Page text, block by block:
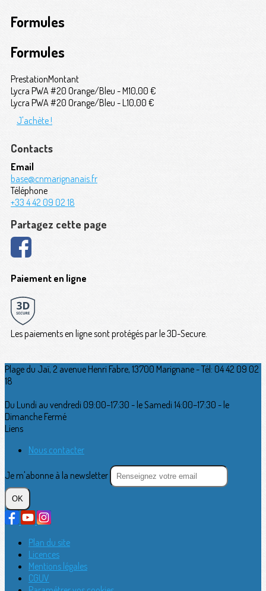
Formules
Formules
PrestationMontant
Lycra PWA #20 Orange/Bleu - M10,00 €
Lycra PWA #20 Orange/Bleu - L 10,00 €
J'achète !
Contacts
Email
base@cnmarignanais.fr
Téléphone
+33 4 42 09 02 18
Partagez cette page
Paiement en ligne
Les paiements en ligne sont protégés par le 3D-Secure.
Plage du Jaï, 2 avenue Henri Fabre, 13700 Marignane - Tél: 04 42 09 02
18
Du Lundi au vendredi 09:00–17:30 - le Samedi 14:00–17:30 - le
Dimanche Fermé
Liens
Nous contacter
Je m'abonne à la newsletter
OK
Plan du site
Licences
Mentions légales
CGUV